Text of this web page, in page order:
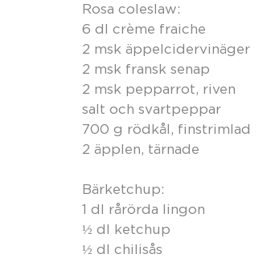
Rosa coleslaw:
6 dl crème fraiche
2 msk äppelcidervinäger
2 msk fransk senap
2 msk pepparrot, riven
salt och svartpeppar
700 g rödkål, finstrimlad
2 äpplen, tärnade
Bärketchup:
1 dl rårörda lingon
½ dl ketchup
½ dl chilisås